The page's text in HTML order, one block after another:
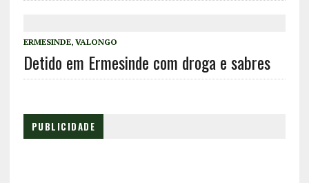
ERMESINDE, VALONGO
Detido em Ermesinde com droga e sabres
PUBLICIDADE